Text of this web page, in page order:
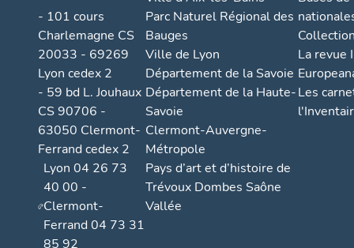
- 101 cours
Charlemagne CS
20033 - 69269
Lyon cedex 2
- 59 bd L. Jouhaux
CS 90706 -
63050 Clermont-
Ferrand cedex 2
Lyon 04 26 73
40 00 -
Clermont-
Ferrand 04 73 31
85 92
Parc Naturel Régional des
Bauges
Ville de Lyon
Département de la Savoie
Département de la Haute-
Savoie
Clermont-Auvergne-
Métropole
Pays d’art et d’histoire de
Trévoux Dombes Saône
Vallée
La revue
Les